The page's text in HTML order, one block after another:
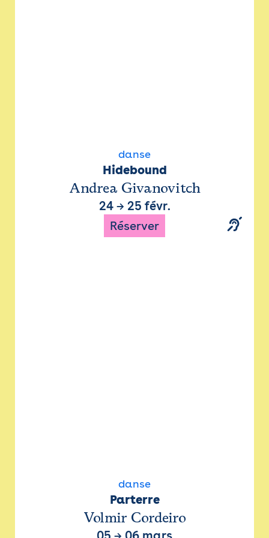
danse
Hidebound
Andrea Givanovitch
24→ 25 févr.
Réserver
danse
Parterre
Volmir Cordeiro